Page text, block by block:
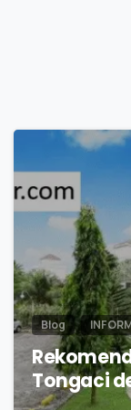
Blog
Tongaci